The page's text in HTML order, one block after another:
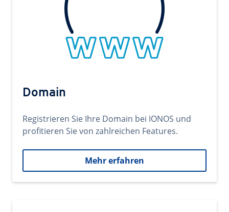
Domain
Registrieren Sie Ihre Domain bei IONOS und
profitieren Sie von zahlreichen Features.
Mehr erfahren